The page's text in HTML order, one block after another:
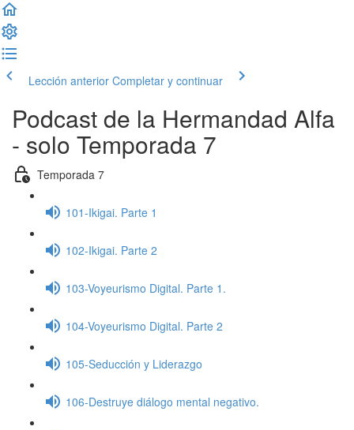
Lección anterior Completar y continuar
Podcast de la Hermandad Alfa
- solo Temporada 7
Temporada 7
101-Ikigai. Parte 1
102-Ikigai. Parte 2
103-Voyeurismo Digital. Parte 1.
104-Voyeurismo Digital. Parte 2
105-Seducción y Liderazgo
106-Destruye diálogo mental negativo.